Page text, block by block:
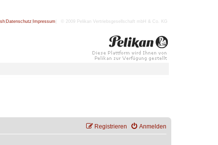
Datenschutz Impressum | © 2009 Pelikan Vertriebsgesellschaft mbH & Co. KG
Anmelden
Registrieren